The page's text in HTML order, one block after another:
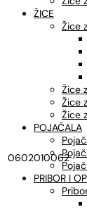
ŽICE
Žice
Žice
Žice
Žice
POJAČALA
PRIBOR I
0602010062